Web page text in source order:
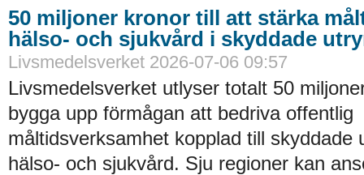
50 miljoner kronor till att stärka
hälso- och sjukvård i skyddade
Livsmedelsverket 2026-07-06 09:57
Livsmedelsverket utlyser totalt 50
bygga upp förmågan att bedriva offentlig
måltidsverksamhet kopplad till skyddade
hälso- och sjukvård. Sju regioner kan